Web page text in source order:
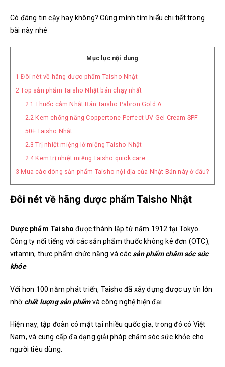
Có đáng tin cậy hay không? Cùng mình tìm hiểu chi tiết trong
bài này nhé
Mục lục nội dung
1 Đôi nét về hãng dược phẩm Taisho Nhật
2 Top sản phẩm Taisho Nhật bán chạy nhất
2.1 Thuốc cảm Nhật Bản Taisho Pabron Gold A
2.2 Kem chống nắng Coppertone Perfect UV Gel Cream SPF
50+ Taisho Nhật
2.3 Trị nhiệt miệng lở miệng Taisho Nhật
2.4Kem trị nhiệt miệng Taisho quick care
3 Mua các dòng sản phẩm Taisho nội địa của Nhật Bản này ở đâu?
Đôi nét về hãng dược phẩm Taisho Nhật
Dược phẩm Taisho được thành lập từ năm 1912 tại Tokyo.
Công ty nổi tiếng với các sản phẩm thuốc không kê đơn (OTC),
vitamin, thực phẩm chức năng và các sản phẩm chăm sóc sức
khỏe
Với hơn 100 năm phát triển, Taisho đã xây dựng được uy tín lớn
nhờ chất lượng sản phẩmvà công nghệ hiện đại
Hiện nay, tập đoàn có mặt tại nhiều quốc gia, trong đó có Việt
Nam, và cung cấp đa dạng giải pháp chăm sóc sức khỏe cho
người tiêu dùng.